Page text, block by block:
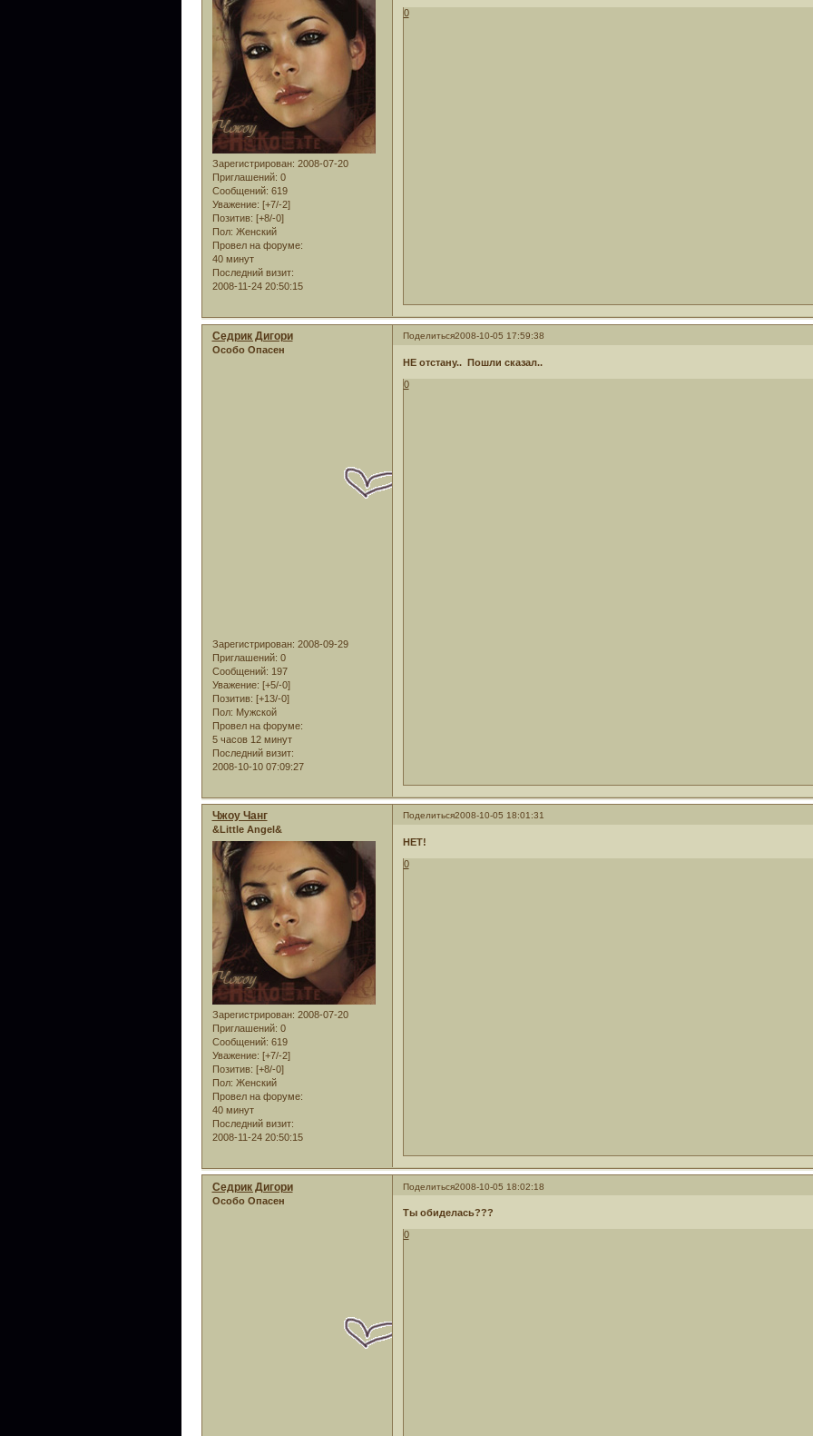
Зарегистрирован: 2008-07-20
Приглашений: 0
Сообщений: 619
Уважение: [+7/-2]
Позитив: [+8/-0]
Пол: Женский
Провел на форуме:
40 минут
Последний визит:
2008-11-24 20:50:15
0
Поделиться2008-10-05 17:59:38
Седрик Дигори
Особо Опасен
Зарегистрирован: 2008-09-29
Приглашений: 0
Сообщений: 197
Уважение: [+5/-0]
Позитив: [+13/-0]
Пол: Мужской
Провел на форуме:
5 часов 12 минут
Последний визит:
2008-10-10 07:09:27
НЕ отстану.. Пошли сказал..
0
Поделиться2008-10-05 18:01:31
Чжоу Чанг
&Little Angel&
Зарегистрирован: 2008-07-20
Приглашений: 0
Сообщений: 619
Уважение: [+7/-2]
Позитив: [+8/-0]
Пол: Женский
Провел на форуме:
40 минут
Последний визит:
2008-11-24 20:50:15
НЕТ!
0
Поделиться2008-10-05 18:02:18
Седрик Дигори
Особо Опасен
Ты обиделась???
0